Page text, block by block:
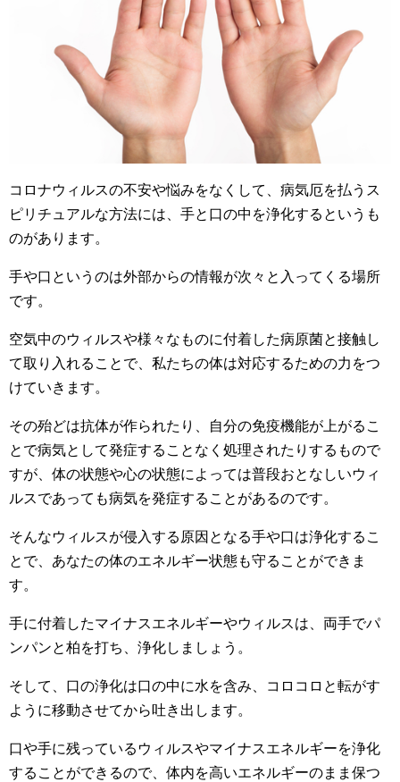
コロナウィルスの不安や悩みをなくして、病気厄を払うス
ピリチュアルな方法には、手と口の中を浄化するというも
のがあります。
手や口というのは外部からの情報が次々と入ってくる場所
です。
空気中のウィルスや様々なものに付着した病原菌と接触し
て取り入れることで、私たちの体は対応するための力をつ
けていきます。
その殆どは抗体が作られたり、自分の免疫機能が上がるこ
とで病気として発症することなく処理されたりするもので
すが、体の状態や心の状態によっては普段おとなしいウィ
ルスであっても病気を発症することがあるのです。
そんなウィルスが侵入する原因となる手や口は浄化するこ
とで、あなたの体のエネルギー状態も守ることができま
す。
手に付着したマイナスエネルギーやウィルスは、両手でパ
ンパンと柏を打ち、浄化しましょう。
そして、口の浄化は口の中に水を含み、コロコロと転がす
ように移動させてから吐き出します。
口や手に残っているウィルスやマイナスエネルギーを浄化
することができるので、体内を高いエネルギーのまま保つ